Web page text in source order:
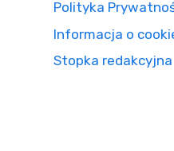
Polityka
Informacja o
Stopka redakcyjna